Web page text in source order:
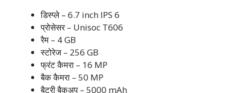
डिस्प्ले – 6.7 inch IPS 6
प्रोसेसर – Unisoc T606
रैम – 4 GB
स्टोरेज – 256 GB
फ्रंट कैमरा – 16 MP
बैक कैमरा – 50 MP
बैटरी बैकअप – 5000 mAh